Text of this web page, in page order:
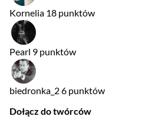
Kornelia 18 punktów
Pearl 9 punktów
biedronka_26 punktów
Dołącz do twórców